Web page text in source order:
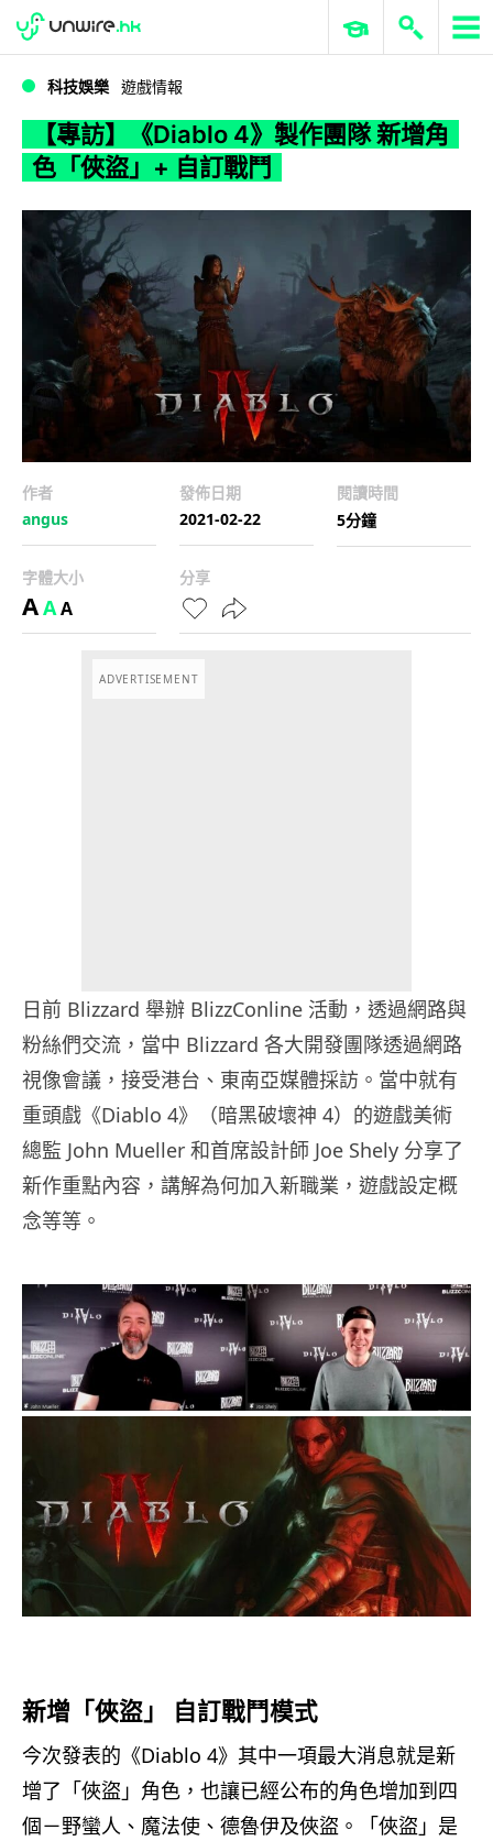
WWDC 2026 ERP 與商業 AI
科技娛樂 遊戲情報
【專訪】《Diablo 4》製作團隊 新增角
色「俠盜」+ 自訂戰鬥
作者
angus
發佈日期
2021-02-22
閱讀時間
5分鐘
字體大小
AAA
分享
ADVERTISEMENT
日前 Blizzard 舉辦 BlizzConline 活動，透過網路與
粉絲們交流，當中 Blizzard 各大開發團隊透過網路
視像會議，接受港台、東南亞媒體採訪。當中就有
重頭戲《Diablo 4》（暗黑破壞神 4）的遊戲美術
總監 John Mueller 和首席設計師 Joe Shely 分享了
新作重點內容，講解為何加入新職業，遊戲設定概
念等等。
新增「俠盜」 自訂戰鬥模式
今次發表的《Diablo 4》其中一項最大消息就是新
增了「俠盜」角色，也讓已經公布的角色增加到四
個－野蠻人、魔法使、德魯伊及俠盜。「俠盜」是